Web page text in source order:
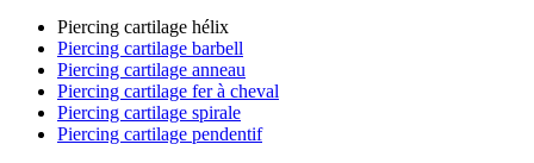
Piercing cartilage hélix
Piercing cartilage barbell
Piercing cartilage anneau
Piercing cartilage fer à cheval
Piercing cartilage spirale
Piercing cartilage pendentif